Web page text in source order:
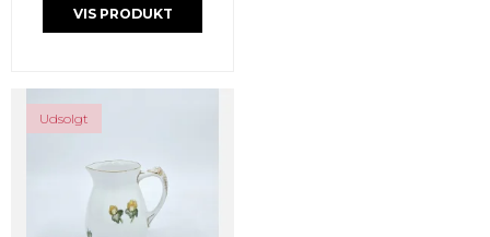
VIS PRODUKT
Udsolgt